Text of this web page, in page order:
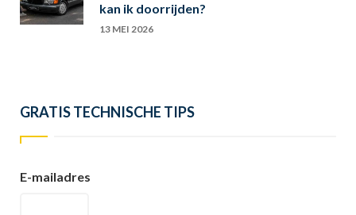
kan ik doorrijden?
13 MEI 2026
GRATIS TECHNISCHE TIPS
E-mailadres